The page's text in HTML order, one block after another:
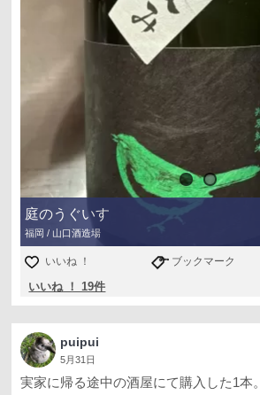
庭のうぐいす
福岡 / 山口酒造場
いいね ！ ブックマーク
いいね ！ 19件
puipui
5月31日
実家に帰る途中の酒屋にて購入した1本。